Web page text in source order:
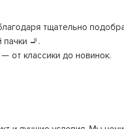
тщательно
🚬.
от классики до новинок.